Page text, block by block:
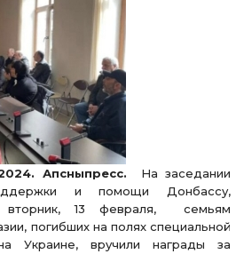
Апсныпресс. На заседании
и помощи Донбассу,
13 февраля, семьям
погибших на полях специальной
Украине, вручили награды за